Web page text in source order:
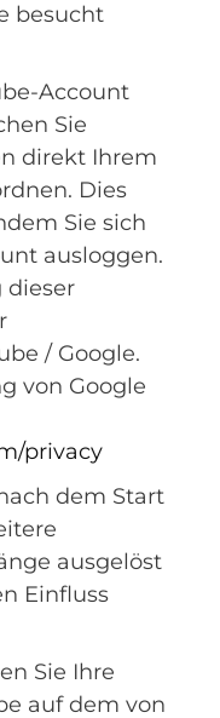
besucht
Account
Sie
direkt Ihrem
Dies
Sie sich
ausloggen.
dieser
/ Google.
von Google
privacy
dem Start
ausgelöst
Einfluss
Sie Ihre
auf dem von